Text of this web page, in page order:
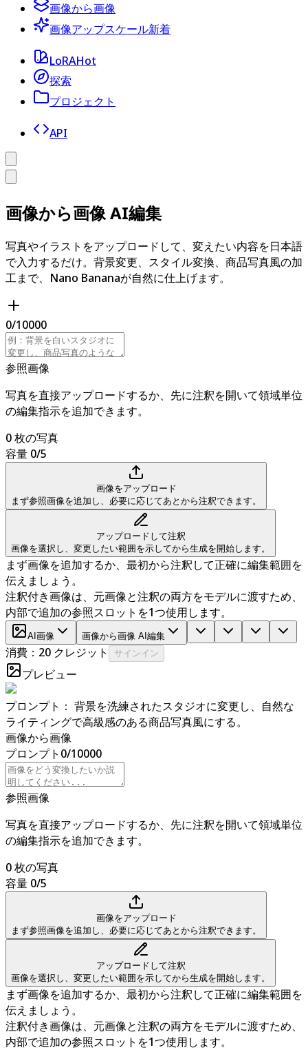
画像から画像
画像アップスケール新着
LoRAHot
探索
プロジェクト
API
画像から画像 AI編集
写真やイラストをアップロードして、変えたい内容を日本語
で入力するだけ。背景変更、スタイル変換、商品写真風の加
工まで、Nano Bananaが自然に仕上げます。
0/10000
参照画像
写真を直接アップロードするか、先に注釈を開いて領域単位
の編集指示を追加できます。
0 枚の写真
容量 0/5
画像をアップロード
まず参照画像を追加し、必要に応じてあとから注釈できます。
アップロードして注釈
画像を選択し、変更したい範囲を示してから生成を開始します。
まず画像を追加するか、最初から注釈して正確に編集範囲を
伝えましょう。
注釈付き画像は、元画像と注釈の両方をモデルに渡すため、
内部で追加の参照スロットを1つ使用します。
AI画像 画像から画像 AI編集
消費：20 クレジット サインイン
プレビュー
プロンプト： 背景を洗練されたスタジオに変更し、自然な
ライティングで高級感のある商品写真風にする。
画像から画像
プロンプト 0/10000
参照画像
写真を直接アップロードするか、先に注釈を開いて領域単位
の編集指示を追加できます。
0 枚の写真
容量 0/5
画像をアップロード
まず参照画像を追加し、必要に応じてあとから注釈できます。
アップロードして注釈
画像を選択し、変更したい範囲を示してから生成を開始します。
まず画像を追加するか、最初から注釈して正確に編集範囲を
伝えましょう。
注釈付き画像は、元画像と注釈の両方をモデルに渡すため、
内部で追加の参照スロットを1つ使用します。